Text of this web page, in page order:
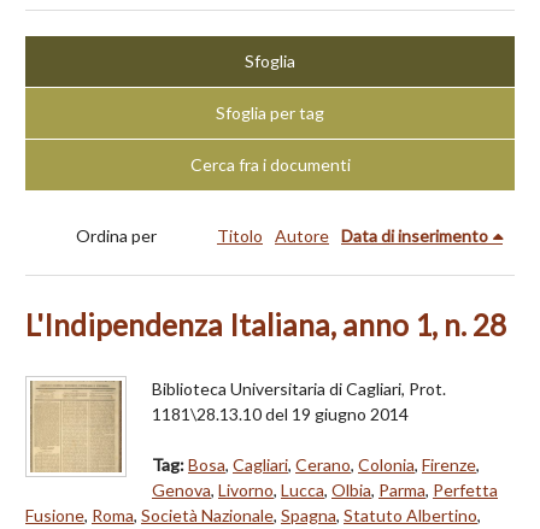
Sfoglia
Sfoglia per tag
Cerca fra i documenti
Ordina per Titolo Autore Data di inserimento
L'Indipendenza Italiana, anno 1, n. 28
Biblioteca Universitaria di Cagliari, Prot.
1181\28.13.10 del 19 giugno 2014
Tag:Bosa, Cagliari, Cerano, Colonia, Firenze,
Genova, Livorno, Lucca, Olbia, Parma, Perfetta
Fusione, Roma, Società Nazionale, Spagna, Statuto Albertino,